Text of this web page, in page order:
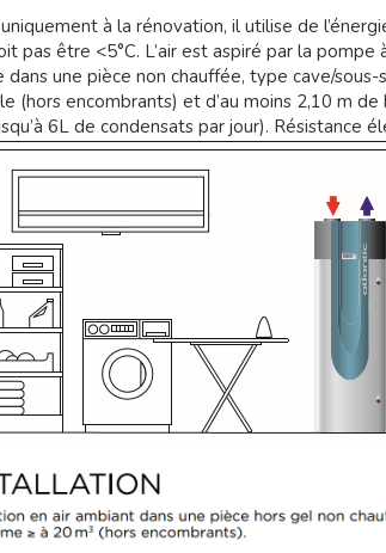
à la rénovation, il utilise de
pas être <5°C. L’air est aspiré par la
dans une pièce non chauffée, type cave/
(hors encombrants) et d’au moins 2,10 m
6L de condensats par jour). Résistance